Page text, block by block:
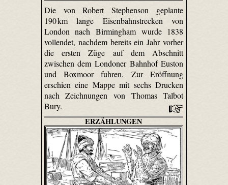
Die von Robert Stephenson geplante
190 km lange Eisenbahnstrecken von
London nach Birmingham wurde 1838
vollendet, nachdem bereits ein Jahr vorher
die ersten Züge auf dem Abschnitt
zwischen dem Londoner Bahnhof Euston
und Boxmoor fuhren. Zur Eröffnung
erschien eine Mappe mit sechs Drucken
nach Zeichnungen von Thomas Talbot
Bury.
ERZÄHLUNGEN